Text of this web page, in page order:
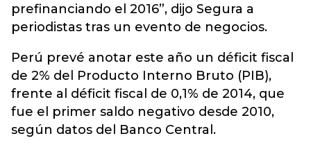
prefinanciando el 2016”, dijo Segura a
periodistas tras un evento de negocios.
Perú prevé anotar este año un déficit fiscal
de 2% del Producto Interno Bruto (PIB),
frente al déficit fiscal de 0,1% de 2014, que
fue el primer saldo negativo desde 2010,
según datos del Banco Central.